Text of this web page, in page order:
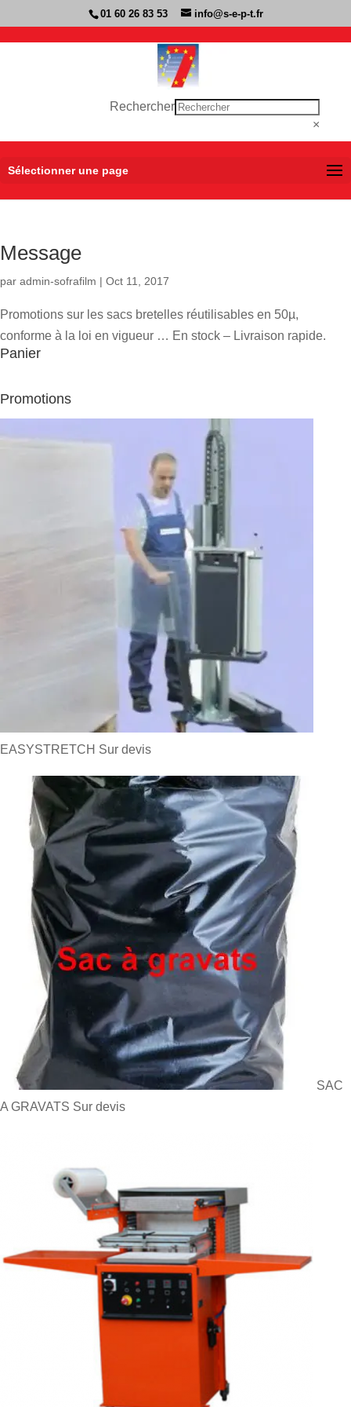
01 60 26 83 53 info@s-e-p-t.fr
Rechercher
×
Sélectionner une page
Message
par admin-sofrafilm | Oct 11, 2017
Promotions sur les sacs bretelles réutilisables en 50µ,
conforme à la loi en vigueur … En stock – Livraison rapide.
Panier
Promotions
EASYSTRETCH Sur devis
SAC
A GRAVATS Sur devis